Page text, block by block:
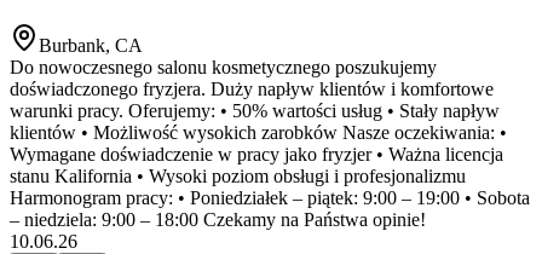
Burbank, CA
Do nowoczesnego salonu kosmetycznego poszukujemy
doświadczonego fryzjera. Duży napływ klientów i komfortowe
warunki pracy. Oferujemy: • 50% wartości usług • Stały napływ
klientów • Możliwość wysokich zarobków Nasze oczekiwania: •
Wymagane doświadczenie w pracy jako fryzjer • Ważna licencja
stanu Kalifornia • Wysoki poziom obsługi i profesjonalizmu
Harmonogram pracy: • Poniedziałek – piątek: 9:00 – 19:00 • Sobota
– niedziela: 9:00 – 18:00 Czekamy na Państwa opinie!
10.06.26